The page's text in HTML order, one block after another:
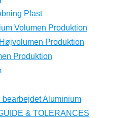
Plast
Volumen Produktion
Produktion
Produktion
Aluminium
& TOLERANCES